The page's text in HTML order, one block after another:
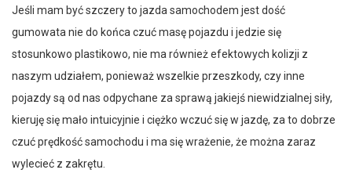
Jeśli mam być szczery to jazda samochodem jest dość
gumowata nie do końca czuć masę pojazdu i jedzie się
stosunkowo plastikowo, nie ma również efektowych kolizji z
naszym udziałem, ponieważ wszelkie przeszkody, czy inne
pojazdy są od nas odpychane za sprawą jakiejś niewidzialnej siły,
kieruję się mało intuicyjnie i ciężko wczuć się w jazdę, za to dobrze
czuć prędkość samochodu i ma się wrażenie, że można zaraz
wylecieć z zakrętu.